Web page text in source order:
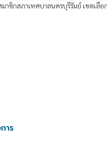
าชิกสภาเทศบาลนครบุรีรัมย์ เขตเลื
าร